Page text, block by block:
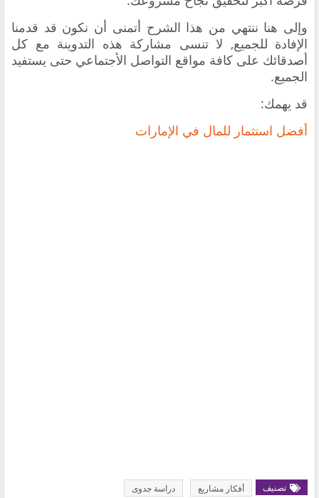
‏وإلى هنا ننتهي من هذا الشرح أتمنى أن نكون قد قدمنا
الإفادة للجميع, لا تنسى مشاركة هذه التدوينة مع كل
أصدقائك على كافة مواقع التواصل الأجتماعي حتى يستفيد
الجميع.
قد يهمك:
‏أفضل استثمار للمال في الإمارات
تصنيف أفكار مشاريع دراسة جدوى